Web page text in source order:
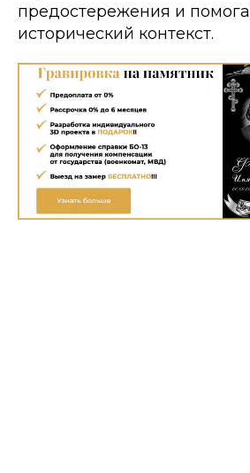
предостережения и
исторический контекст.